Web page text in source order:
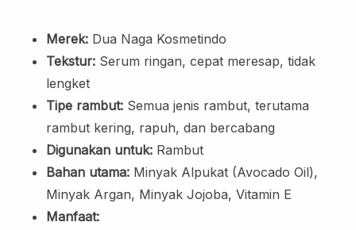
Sheet Mask
Face Off Mask
Sunscreen
Sunscreen Cream
Lip Care
Lip Scrub
Merek: Dua Naga Kosmetindo
Tekstur: Serum ringan, cepat meresap, tidak
lengket
Tipe rambut: Semua jenis rambut, terutama
rambut kering, rapuh, dan bercabang
Digunakan untuk: Rambut
Bahan utama: Minyak Alpukat (Avocado Oil),
Minyak Argan, Minyak Jojoba, Vitamin E
Manfaat: